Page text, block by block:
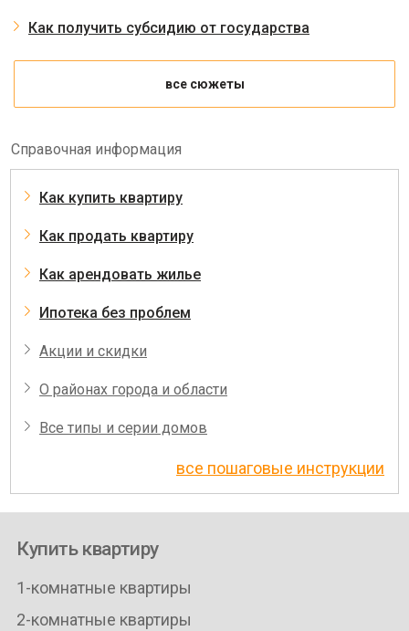
Как получить субсидию от государства
все сюжеты
Справочная информация
Как купить квартиру
Как продать квартиру
Как арендовать жилье
Ипотека без проблем
Акции и скидки
О районах города и области
Все типы и серии домов
все пошаговые инструкции
Купить квартиру
1-комнатные квартиры
2-комнатные квартиры